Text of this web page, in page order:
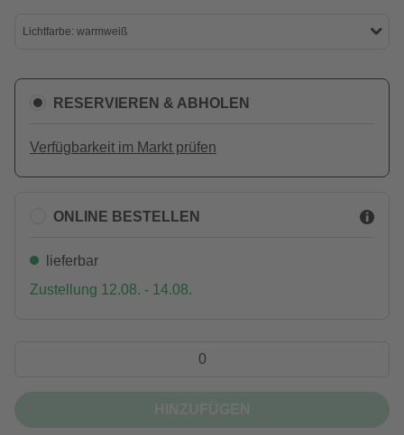
Lichtfarbe: warmweiß
RESERVIEREN & ABHOLEN
Verfügbarkeit im Markt prüfen
ONLINE BESTELLEN
lieferbar
Zustellung 12.08. - 14.08.